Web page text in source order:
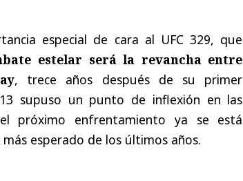
especial de cara al UFC 329, que
estelar será la revancha entre
, trece años después de su
primer
supuso un punto de inflexión en las
el próximo enfrentamiento ya se está
más esperado de los últimos años.